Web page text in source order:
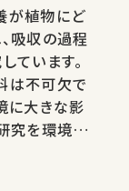
が植物にど
吸収の過程
ています。
は不可欠で
に大きな影
究を環境影